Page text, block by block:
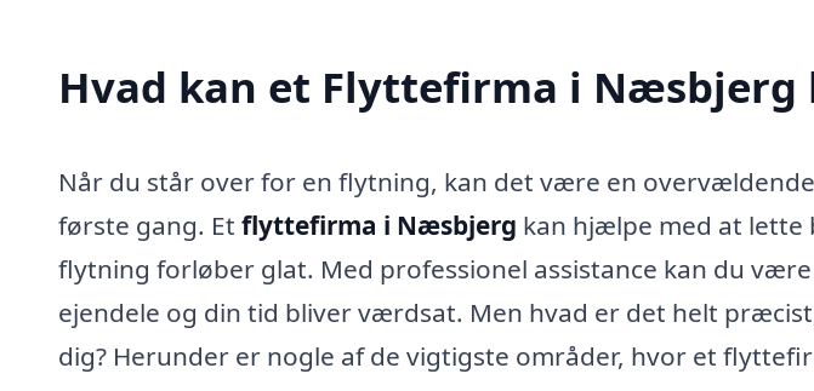
Hvad kan et Flyttefirma i Næsbjerg
Når du står over for en flytning, kan det være en
første gang. Et flyttefirma i Næsbjerg kan hjælpe med at lette
flytning forløber glat. Med professionel assistance kan du
ejendele og din tid bliver værdsat. Men hvad er det helt
dig? Herunder er nogle af de vigtigste områder, hvor et